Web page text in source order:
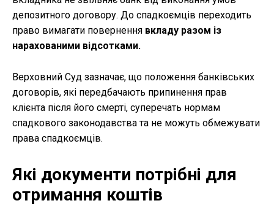
депозитного договору. До спадкоємців переходить
право вимагати повернення вкладу разом із
нарахованими відсотками.
Верховний Суд зазначає, що положення банківських
договорів, які передбачають припинення прав
клієнта після його смерті, суперечать нормам
спадкового законодавства та не можуть обмежувати
права спадкоємців.
Які документи потрібні для
отримання коштів